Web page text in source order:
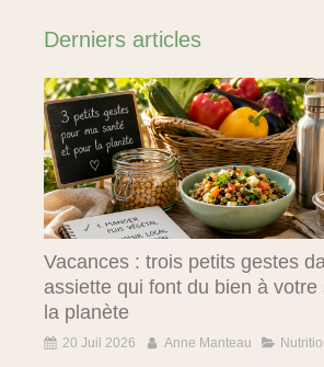
Derniers articles
Vacances : trois petits gestes
assiette qui font du bien à
la planète
20 Juil 2026 Anne Manteau